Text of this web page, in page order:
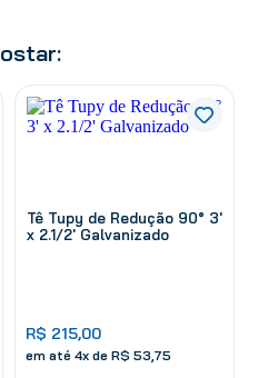
Tê Tupy de Redução 90° 3'
x 2.1/2' Galvanizado
R$ 215,00
em até 4x de R$ 53 75